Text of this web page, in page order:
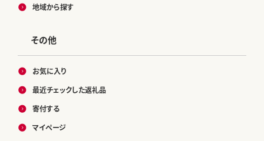
地域から探す
その他
お気に入り
最近チェックした返礼品
寄付する
マイページ